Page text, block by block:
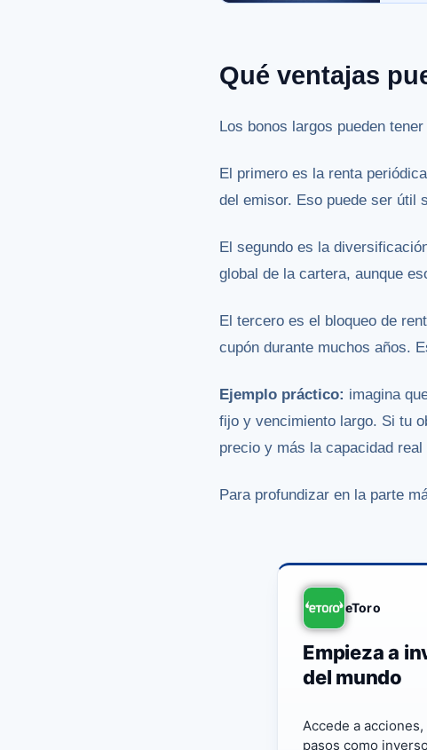
Qué ventajas
Los bonos largos pueden
El primero es la renta
del emisor. Eso puede ser útil
El segundo es la
global de la cartera, aunque
El tercero es el bloqueo de
cupón durante muchos años.
Ejemplo práctico: imagina
fijo y vencimiento largo. Si tu
precio y más la capacidad
Para profundizar en la parte
eToro
Empieza a
del mundo
Accede a
pasos como